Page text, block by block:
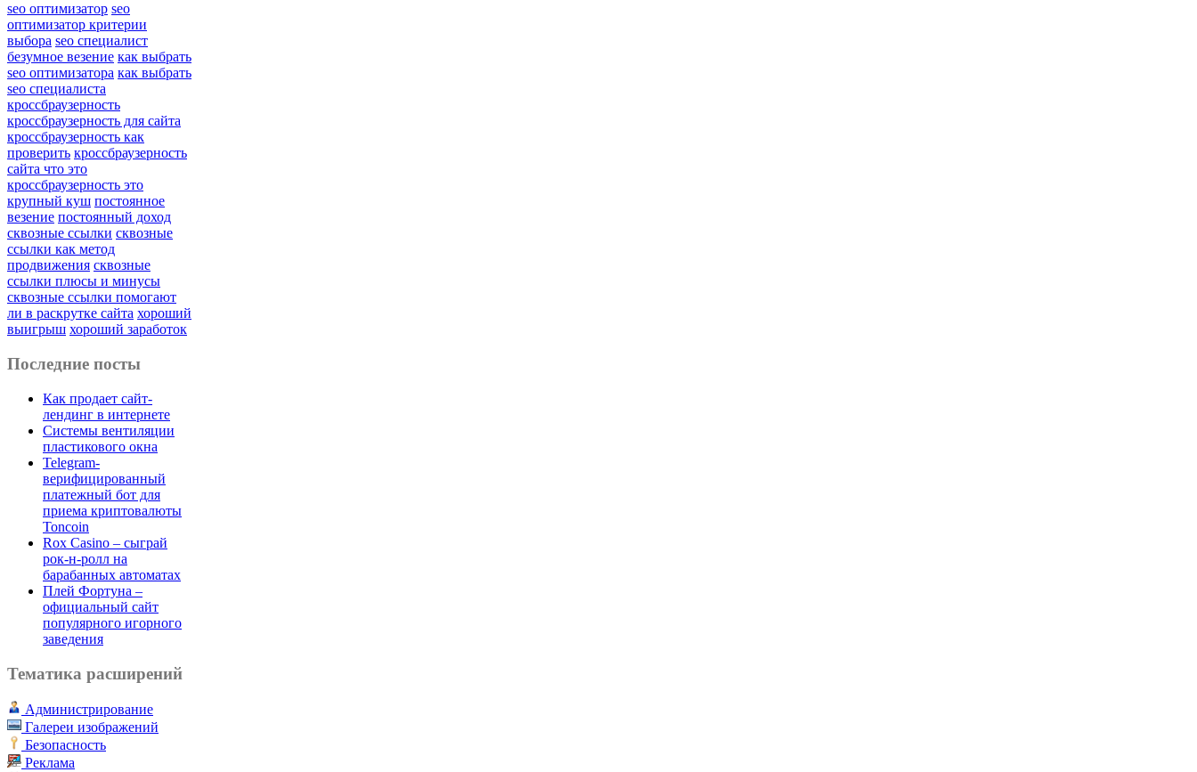
seo оптимизатор seo
оптимизатор критерии
выбора seo специалист
безумное везение как выбрать
seo оптимизатора как выбрать
seo специалиста
кроссбраузерность
кроссбраузерность для сайта
кроссбраузерность как
проверить кроссбраузерность
сайта что это
кроссбраузерность это
крупный куш постоянное
везение постоянный доход
сквозные ссылки сквозные
ссылки как метод
продвижения сквозные
ссылки плюсы и минусы
сквозные ссылки помогают
ли в раскрутке сайта хороший
выигрыш хороший заработок
Последние посты
Как продает сайт-
лендинг в интернете
Системы вентиляции
пластикового окна
Telegram-
верифицированный
платежный бот для
приема криптовалюты
Toncoin
Rox Casino – сыграй
рок-н-ролл на
барабанных автоматах
Плей Фортуна –
официальный сайт
популярного игорного
заведения
Тематика расширений
Администрирование
Галереи изображений
Безопасность
Реклама